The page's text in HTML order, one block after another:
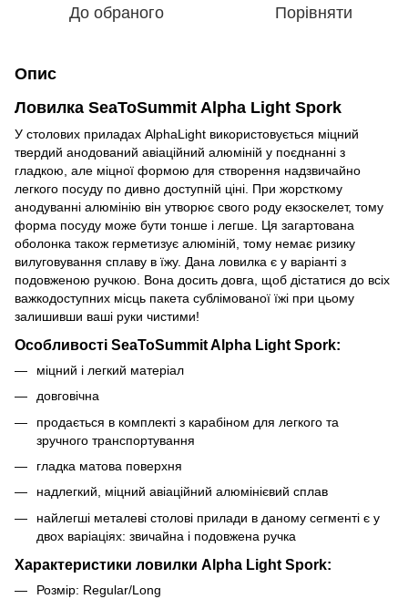
До обраного Порівняти
Опис
Ловилка SeaToSummit Alpha Light Spork
У столових приладах AlphaLight використовується міцний
твердий анодований авіаційний алюміній у поєднанні з
гладкою, але міцної формою для створення надзвичайно
легкого посуду по дивно доступній ціні. При жорсткому
анодуванні алюмінію він утворює свого роду екзоскелет, тому
форма посуду може бути тонше і легше. Ця загартована
оболонка також герметизує алюміній, тому немає ризику
вилуговування сплаву в їжу. Дана ловилка є у варіанті з
подовженою ручкою. Вона досить довга, щоб дістатися до всіх
важкодоступних місць пакета сублімованої їжі при цьому
залишивши ваші руки чистими!
Особливості SeaToSummit Alpha Light Spork:
міцний і легкий матеріал
довговічна
продається в комплекті з карабіном для легкого та
зручного транспортування
гладка матова поверхня
надлегкий, міцний авіаційний алюмінієвий сплав
найлегші металеві столові прилади в даному сегменті є у
двох варіаціях: звичайна і подовжена ручка
Характеристики ловилки Alpha Light Spork:
Розмір: Regular/Long